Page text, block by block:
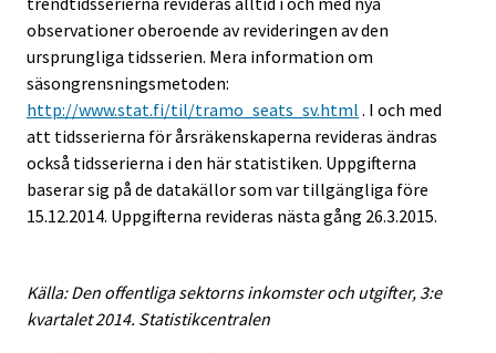
observationer oberoende av revideringen av den
ursprungliga tidsserien. Mera information om
säsongrensningsmetoden:
http://www.stat.fi/til/tramo_seats_sv.html . I och med
att tidsserierna för årsräkenskaperna revideras ändras
också tidsserierna i den här statistiken. Uppgifterna
baserar sig på de datakällor som var tillgängliga före
15.12.2014. Uppgifterna revideras nästa gång 26.3.2015.
Källa: Den offentliga sektorns inkomster och utgifter, 3:e
kvartalet 2014. Statistikcentralen